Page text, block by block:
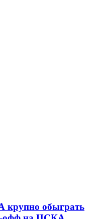
крупно обыграть